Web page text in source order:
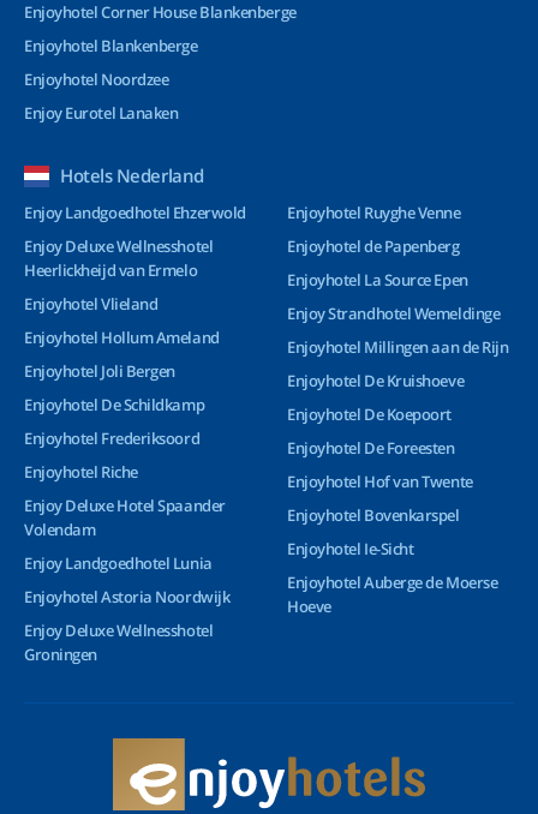
Enjoyhotel Corner House Blankenberge
Enjoyhotel Blankenberge
Enjoyhotel Noordzee
Enjoy Eurotel Lanaken
Hotels Nederland
Enjoy Landgoedhotel Ehzerwold
Enjoy Deluxe Wellnesshotel
Heerlickheijd van Ermelo
Enjoyhotel Vlieland
Enjoyhotel Hollum Ameland
Enjoyhotel Joli Bergen
Enjoyhotel De Schildkamp
Enjoyhotel Frederiksoord
Enjoyhotel Riche
Enjoy Deluxe Hotel Spaander
Volendam
Enjoy Landgoedhotel Lunia
Enjoyhotel Astoria Noordwijk
Enjoy Deluxe Wellnesshotel
Groningen
Enjoyhotel Ruyghe Venne
Enjoyhotel de Papenberg
Enjoyhotel La Source Epen
Enjoy Strandhotel Wemeldinge
Enjoyhotel Millingen aan de Rijn
Enjoyhotel De Kruishoeve
Enjoyhotel De Koepoort
Enjoyhotel De Foreesten
Enjoyhotel Hof van Twente
Enjoyhotel Bovenkarspel
Enjoyhotel Ie-Sicht
Enjoyhotel Auberge de Moerse
Hoeve